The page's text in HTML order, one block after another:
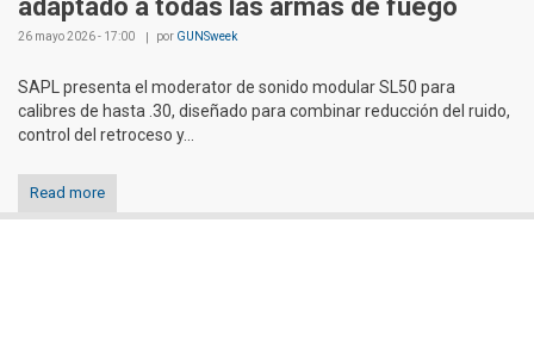
adaptado a todas las armas de fuego
26 mayo 2026 - 17:00 por GUNSweek
SAPL presenta el moderator de sonido modular SL50 para
calibres de hasta .30, diseñado para combinar reducción del ruido,
control del retroceso y...
Read more